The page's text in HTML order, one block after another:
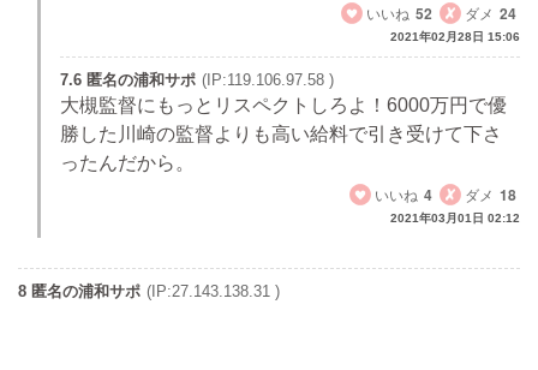
いいね 52 ダメ 24
2021年02月28日 15:06
7.6 匿名の浦和サポ (IP:119.106.97.58 )
大槻監督にもっとリスペクトしろよ！6000万円で優
勝した川崎の監督よりも高い給料で引き受けて下さ
ったんだから。
いいね 4 ダメ 18
2021年03月01日 02:12
8 匿名の浦和サポ (IP:27.143.138.31 )